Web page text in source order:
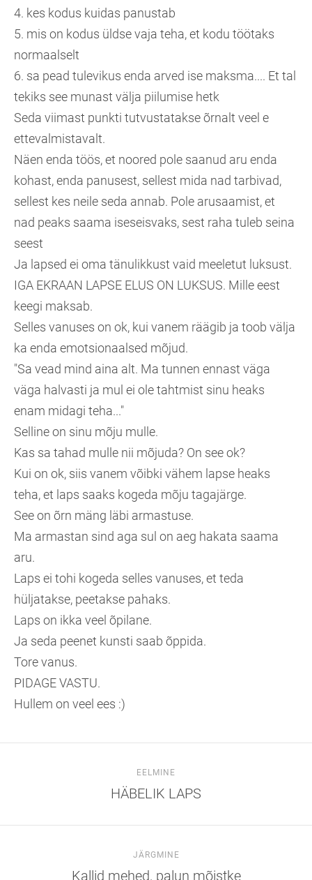
4. kes kodus kuidas panustab
5. mis on kodus üldse vaja teha, et kodu töötaks
normaalselt
6. sa pead tulevikus enda arved ise maksma.... Et tal
tekiks see munast välja piilumise hetk
Seda viimast punkti tutvustatakse õrnalt veel e
ettevalmistavalt.
Näen enda töös, et noored pole saanud aru enda
kohast, enda panusest, sellest mida nad tarbivad,
sellest kes neile seda annab. Pole arusaamist, et
nad peaks saama iseseisvaks, sest raha tuleb seina
seest
Ja lapsed ei oma tänulikkust vaid meeletut luksust.
IGA EKRAAN LAPSE ELUS ON LUKSUS. Mille eest
keegi maksab.
Selles vanuses on ok, kui vanem räägib ja toob välja
ka enda emotsionaalsed mõjud.
"Sa vead mind aina alt. Ma tunnen ennast väga
väga halvasti ja mul ei ole tahtmist sinu heaks
enam midagi teha..."
Selline on sinu mõju mulle.
Kas sa tahad mulle nii mõjuda? On see ok?
Kui on ok, siis vanem võibki vähem lapse heaks
teha, et laps saaks kogeda mõju tagajärge.
See on õrn mäng läbi armastuse.
Ma armastan sind aga sul on aeg hakata saama
aru.
Laps ei tohi kogeda selles vanuses, et teda
hüljatakse, peetakse pahaks.
Laps on ikka veel õpilane.
Ja seda peenet kunsti saab õppida.
Tore vanus.
PIDAGE VASTU.
Hullem on veel ees :)
EELMINE
HÄBELIK LAPS
JÄRGMINE
Kallid mehed, palun mõistke